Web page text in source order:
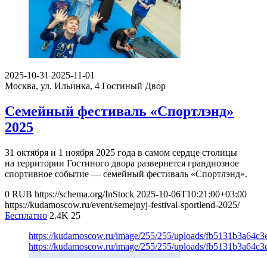
2025-10-31 2025-11-01
Москва, ул. Ильинка, 4 Гостиный Двор
Семейный фестиваль «Спортлэнд»
2025
31 октября и 1 ноября 2025 года в самом сердце столицы
на территории Гостиного двора развернется грандиозное
спортивное событие — семейный фестиваль «Спортлэнд».
0 RUB https://schema.org/InStock 2025-10-06T10:21:00+03:00
https://kudamoscow.ru/event/semejnyj-festival-sportlend-2025/
Бесплатно 2.4K 25
https://kudamoscow.ru/image/255/255/uploads/
https://kudamoscow.ru/image/255/255/uploads/